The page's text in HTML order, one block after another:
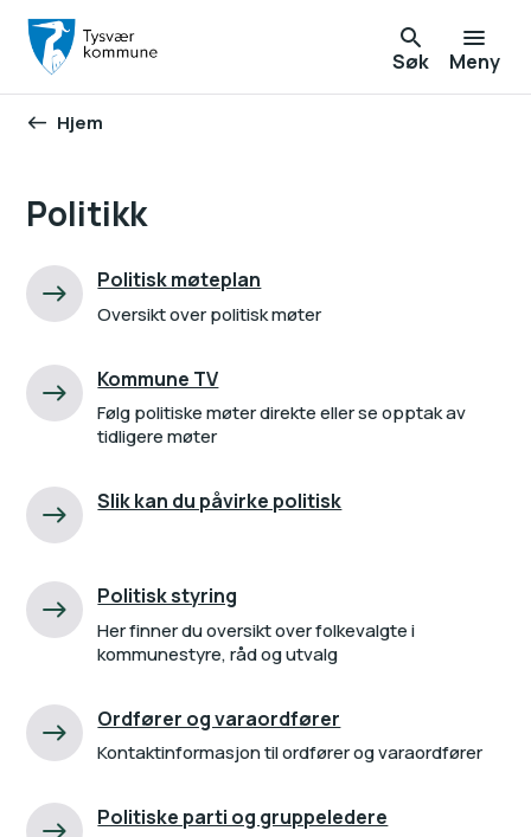
Søk Meny
Du er her:
Hjem
Politikk
Politisk møteplan
Oversikt over politisk møter
Kommune TV
Følg politiske møter direkte eller se opptak av
tidligere møter
Slik kan du påvirke politisk
Politisk styring
Her finner du oversikt over folkevalgte i
kommunestyre, råd og utvalg
Ordfører og varaordfører
Kontaktinformasjon til ordfører og varaordfører
Politiske parti og gruppeledere